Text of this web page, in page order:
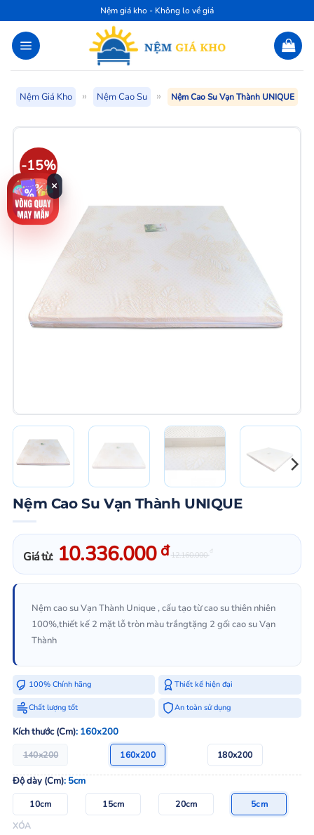
qua
nội
dung
Nệm giá kho - Không lo về giá
Nệm Giá Kho » Nệm Cao Su » Nệm Cao Su Vạn Thành UNIQUE
-15%
Nệm Cao Su Vạn Thành UNIQUE
Giá từ: 10.336.000 đ 12.160.000đ
Nệm cao su Vạn Thành Unique , cấu tạo từ cao su thiên nhiên
100%,thiết kế 2 mặt lỗ tròn màu trắngtặng 2 gối cao su Vạn
Thành
100% Chính hãng Thiết kế hiện đại
Chất lượng tốt An toàn sử dụng
Kích thước (Cm): 160x200
140x200 160x200 180x200
Độ dày (Cm): 5cm
10cm 15cm 20cm
5cm
XÓA
×